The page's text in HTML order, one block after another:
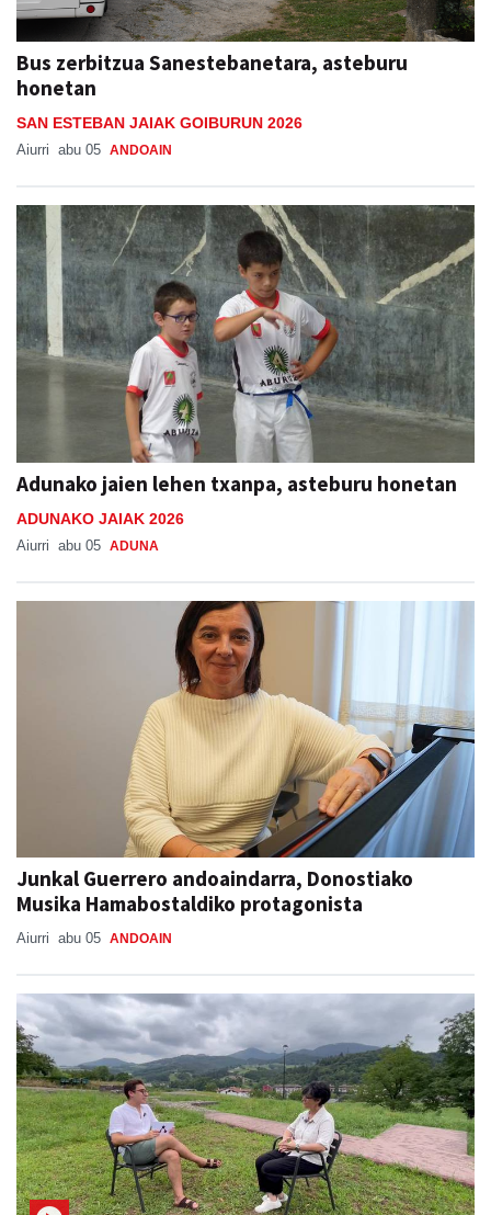
Bus zerbitzua Sanestebanetara, asteburu
honetan
SAN ESTEBAN JAIAK GOIBURUN 2026
Aiurri abu 05 ANDOAIN
Adunako jaien lehen txanpa, asteburu honetan
ADUNAKO JAIAK 2026
Aiurri abu 05 ADUNA
Junkal Guerrero andoaindarra, Donostiako
Musika Hamabostaldiko protagonista
Aiurri abu 05 ANDOAIN